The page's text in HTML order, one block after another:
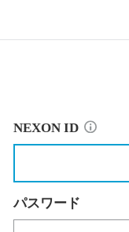
NEXON ID
パスワード